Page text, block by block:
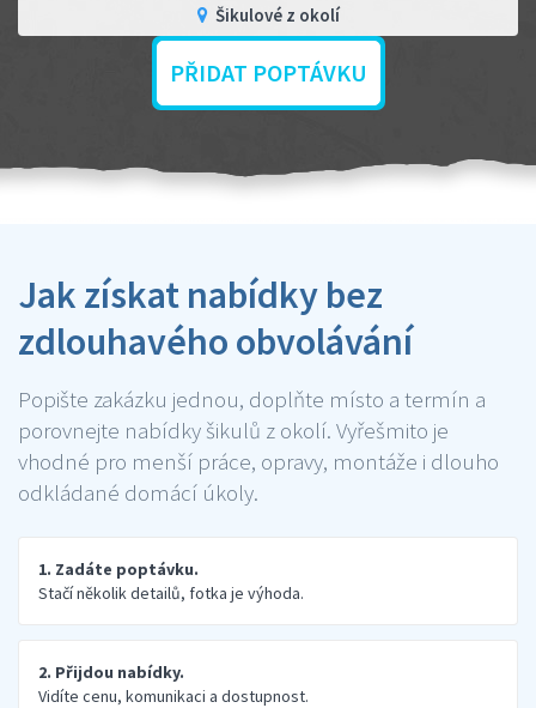
Šikulové z okolí
PŘIDAT POPTÁVKU
Jak získat nabídky bez
zdlouhavého obvolávání
Popište zakázku jednou, doplňte místo a termín a
porovnejte nabídky šikulů z okolí. Vyřešmito je
vhodné pro menší práce, opravy, montáže i dlouho
odkládané domácí úkoly.
1. Zadáte poptávku.
Stačí několik detailů, fotka je výhoda.
2. Přijdou nabídky.
Vidíte cenu, komunikaci a dostupnost.